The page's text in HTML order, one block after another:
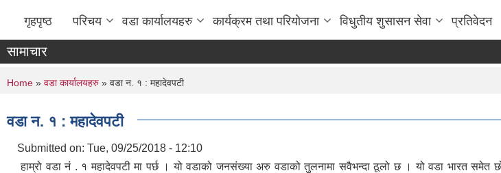
गृहपृष्ठ परिचय वडा कार्यालयहरु कार्यक्रम तथा परियोजना विधुतीय शुसासन सेवा प्रतिवेदन
सामाचार
You are here
Home » वडा कार्यालयहरु » वडा न‌. १ : महादेवपटी
वडा न‌. १ : महादेवपटी
Submitted on: Tue, 09/25/2018 - 12:10
हाम्रो वडा नं . १ महादेवपटी मा पर्छ । यो वडाको जनसंख्या अरु वडाको तुलनामा सवैभन्दा ठूलो छ । यो वडा भारत